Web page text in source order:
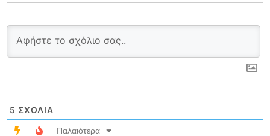
5 ΣΧΌΛΙΑ
Παλαιότερα